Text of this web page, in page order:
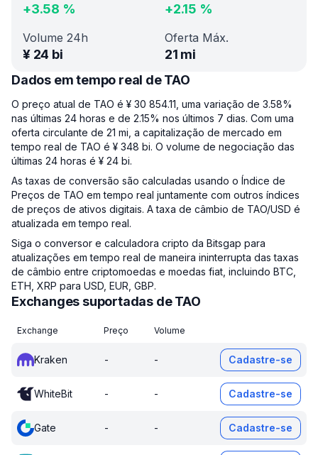
+3.58 % +2.15 %
Volume 24h
¥ 24 bi
Oferta Máx.
21 mi
Dados em tempo real de TAO
O preço atual de TAO é ¥ 30 854.11, uma variação de 3.58%
nas últimas 24 horas e de 2.15% nos últimos 7 dias. Com uma
oferta circulante de 21 mi, a capitalização de mercado em
tempo real de TAO é ¥ 348 bi. O volume de negociação das
últimas 24 horas é ¥ 24 bi.
As taxas de conversão são calculadas usando o Índice de
Preços de TAO em tempo real juntamente com outros índices
de preços de ativos digitais. A taxa de câmbio de TAO/USD é
atualizada em tempo real.
Siga o conversor e calculadora cripto da Bitsgap para
atualizações em tempo real de maneira ininterrupta das taxas
de câmbio entre criptomoedas e moedas fiat, incluindo BTC,
ETH, XRP para USD, EUR, GBP.
Exchanges suportadas de TAO
Exchange Preço Volume
Kraken - - Cadastre-se
WhiteBit - - Cadastre-se
Gate - - Cadastre-se